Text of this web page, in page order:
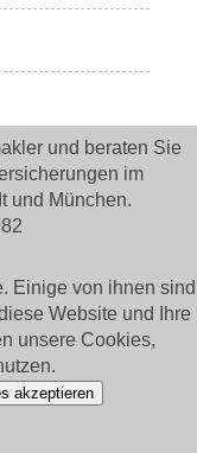
und beraten Sie
im
und München.
Einige von ihnen sind
Website und Ihre
unsere Cookies,
akzeptieren